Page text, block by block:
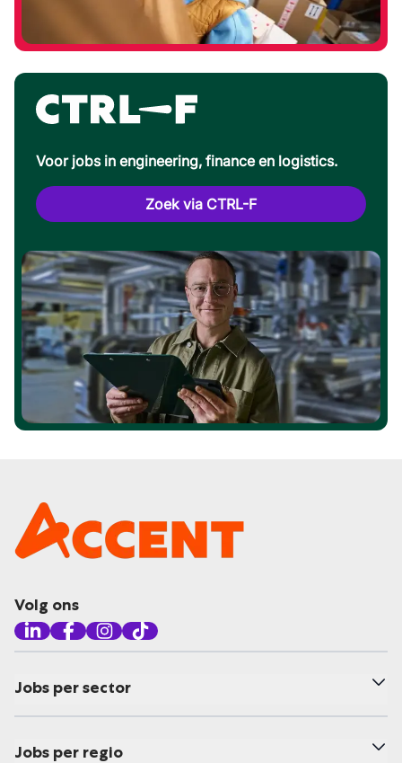
Voor jobs in engineering, finance en logistics.
Zoek via CTRL-F
Volg ons
Jobs per sector
Jobs per regio